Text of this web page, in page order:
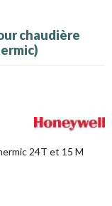
chaudière
24T et 15 M